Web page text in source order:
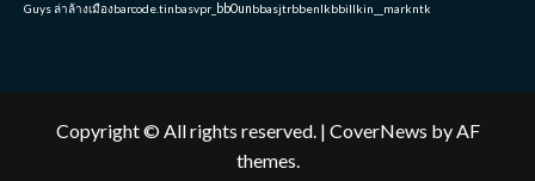
Guys ล่าล้างเมืองbarcode.tinbasvpr_ bb0unbbasjtrbbenlkbbillkin __markntk
Copyright © All rights reserved. | CoverNews by AF
themes.